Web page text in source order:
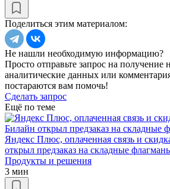
Поделиться этим материалом:
Не нашли необходимую информацию?
Просто отправьте запрос на получение
аналитические данных или
постараются вам помочь!
Сделать запрос
Ещё по теме
Яндекс Плюс, оплаченная связь и
открыл предзаказ на складные
Продукты и решения
3 мин